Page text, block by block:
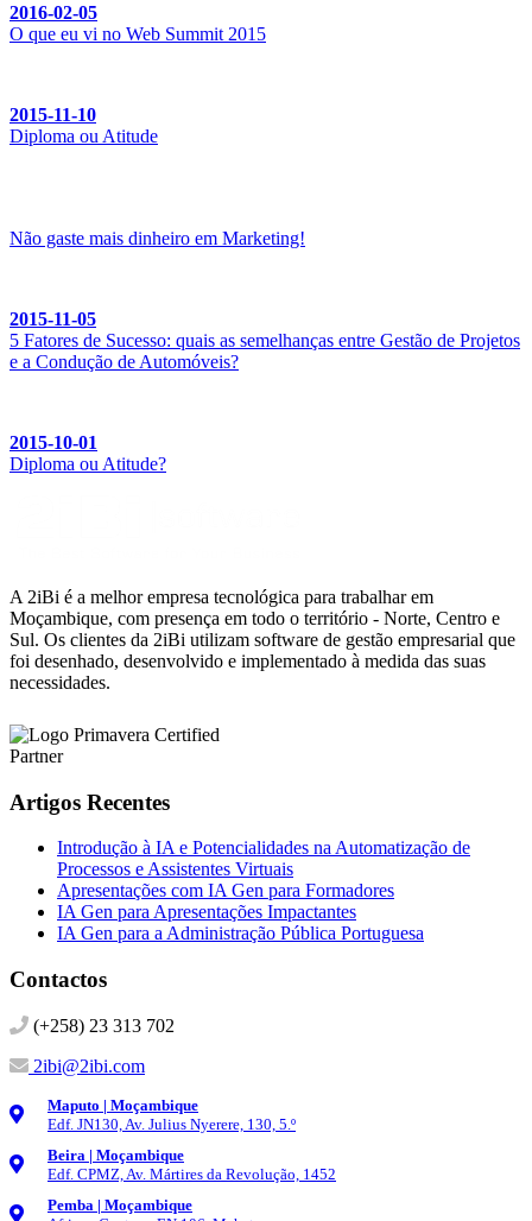
2016-02-05
O que eu vi no Web Summit 2015
2015-11-10
Diploma ou Atitude
Não gaste mais dinheiro em Marketing!
2015-11-05
5 Fatores de Sucesso: quais as semelhanças entre Gestão de Projetos
e a Condução de Automóveis?
2015-10-01
Diploma ou Atitude?
A 2iBi é a melhor empresa tecnológica para trabalhar em
Moçambique, com presença em todo o território - Norte, Centro e
Sul. Os clientes da 2iBi utilizam software de gestão empresarial que
foi desenhado, desenvolvido e implementado à medida das suas
necessidades.
Artigos Recentes
Introdução à IA e Potencialidades na Automatização de
Processos e Assistentes Virtuais
Apresentações com IA Gen para Formadores
IA Gen para Apresentações Impactantes
IA Gen para a Administração Pública Portuguesa
Contactos
(+258) 23 313 702
2ibi@2ibi.com
Maputo | Moçambique
Edf. JN130, Av. Julius Nyerere, 130, 5.º
Beira | Moçambique
Edf. CPMZ, Av. Mártires da Revolução, 1452
Pemba | Moçambique